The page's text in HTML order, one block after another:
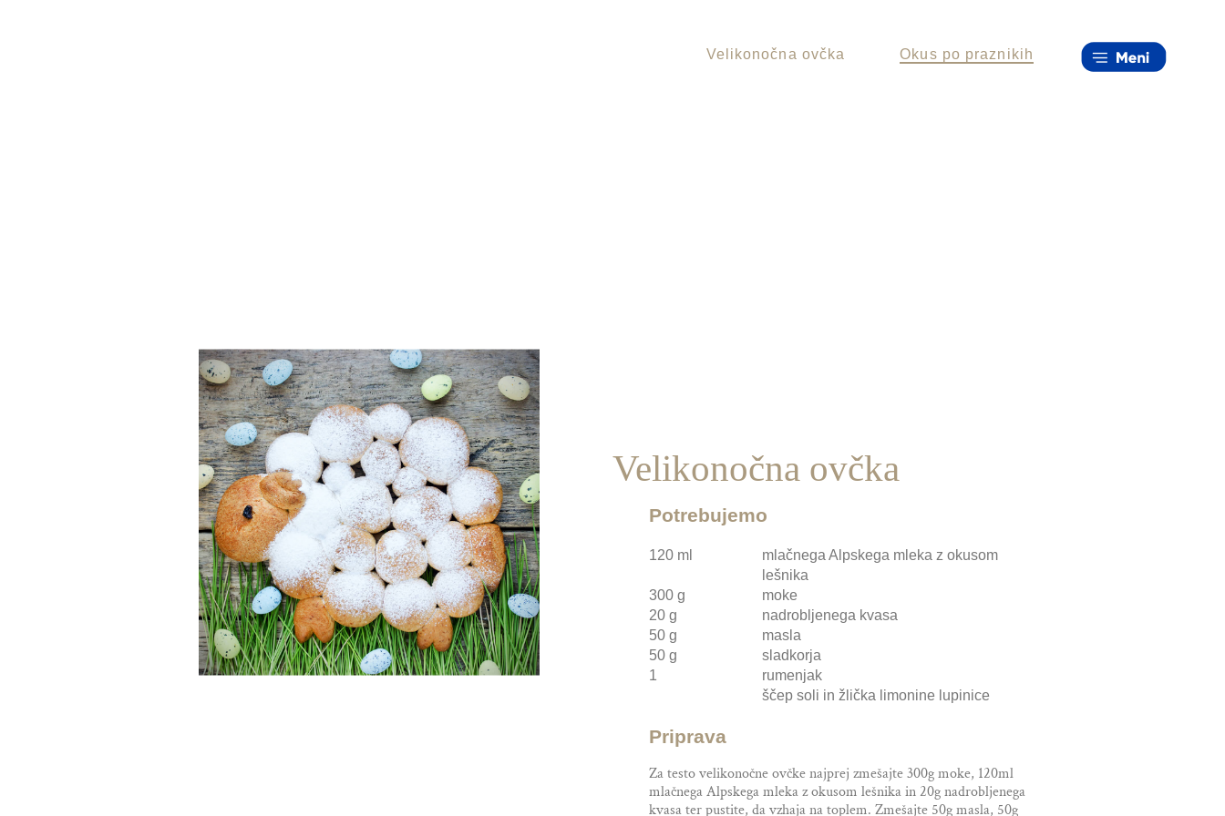
Okus po praznikih
Velikonočna ovčka
Velikonočna ovčka
Potrebujemo
120 ml
mlačnega Alpskega mleka z okusom
lešnika
300 g
moke
20 g
nadrobljenega kvasa
50 g
masla
50 g
sladkorja
1
rumenjak
ščep soli in žlička limonine lupinice
Priprava
Za testo velikonočne ovčke najprej zmešajte 300g moke, 120ml
mlačnega Alpskega mleka z okusom lešnika in 20g nadrobljenega
kvasa ter pustite, da vzhaja na toplem. Zmešajte 50g masla, 50g